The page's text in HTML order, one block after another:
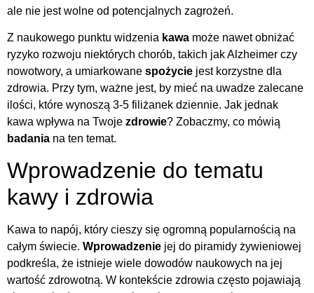
ale nie jest wolne od potencjalnych zagrożeń.
Z naukowego punktu widzenia kawa może nawet obniżać
ryzyko rozwoju niektórych chorób, takich jak Alzheimer czy
nowotwory, a umiarkowane spożycie jest korzystne dla
zdrowia. Przy tym, ważne jest, by mieć na uwadze zalecane
ilości, które wynoszą 3-5 filiżanek dziennie. Jak jednak
kawa wpływa na Twoje zdrowie? Zobaczmy, co mówią
badania na ten temat.
Wprowadzenie do tematu
kawy i zdrowia
Kawa to napój, który cieszy się ogromną popularnością na
całym świecie. Wprowadzenie jej do piramidy żywieniowej
podkreśla, że istnieje wiele dowodów naukowych na jej
wartość zdrowotną. W kontekście zdrowia często pojawiają